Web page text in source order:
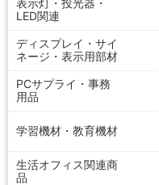
表示灯・投光器・
LED関連
ディスプレイ・サイ
ネージ・表示用部材
PCサプライ・事務
用品
学習機材・教育機材
生活オフィス関連商
品